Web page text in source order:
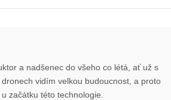
a nadšenec do všeho co létá, ať už s
vidím velkou budoucnost, a proto
začátku této technologie.